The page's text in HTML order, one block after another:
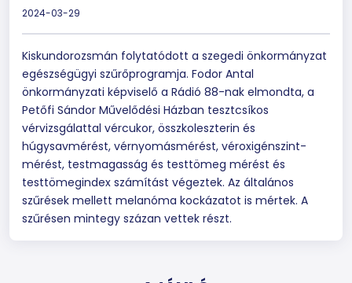
2024-03-29
Kiskundorozsmán folytatódott a szegedi önkormányzat
egészségügyi szűrőprogramja. Fodor Antal
önkormányzati képviselő a Rádió 88-nak elmondta, a
Petőfi Sándor Művelődési Házban tesztcsíkos
vérvizsgálattal vércukor, összkoleszterin és
húgysavmérést, vérnyomásmérést, véroxigénszint-
mérést, testmagasság és testtömeg mérést és
testtömegindex számítást végeztek. Az általános
szűrések mellett melanóma kockázatot is mértek. A
szűrésen mintegy százan vettek részt.